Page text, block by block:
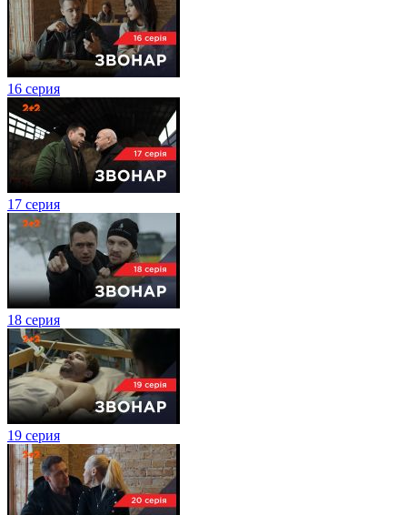
16 серия
17 серия
18 серия
19 серия